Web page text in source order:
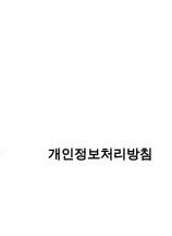
개인정보처리방침